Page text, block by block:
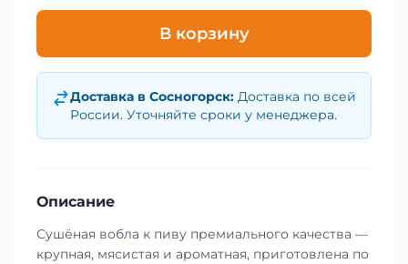
В корзину
Доставка в Сосногорск: Доставка по всей
России. Уточняйте сроки у менеджера.
Описание
Сушёная вобла к пиву премиального качества —
крупная, мясистая и ароматная, приготовлена по